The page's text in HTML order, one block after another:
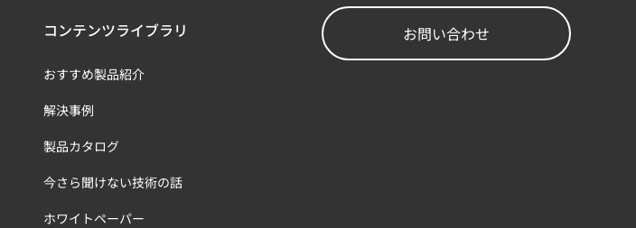
コンテンツライブラリ
おすすめ製品紹介
解決事例
製品カタログ
今さら聞けない技術の話
ホワイトペーパー
お問い合わせ